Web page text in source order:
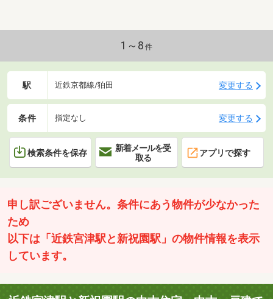
1～8 件
駅 近鉄京都線/狛田 変更する
条件 指定なし 変更する
検索条件を保存
新着メールを受
取る
アプリで探す
申し訳ございません。条件にあう物件が少なかった
ため
以下は「近鉄宮津駅と新祝園駅」の物件情報を表示
しています。